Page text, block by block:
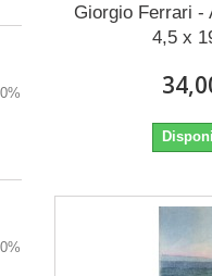
Giorgio Ferrari -
4,5 x